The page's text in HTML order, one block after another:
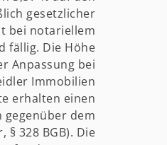
gesetzlicher
bei notariellem
fällig. Die Höhe
Anpassung bei
Immobilien
erhalten einen
dem
328 BGB). Die